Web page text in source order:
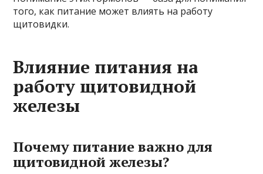
того, как питание может влиять на работу
щитовидки.
Влияние питания на
работу щитовидной
железы
Почему питание важно для
щитовидной железы?